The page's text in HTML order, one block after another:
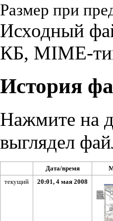
Размер при
Исходный
КБ, MIME-
История
Нажмите на
выглядел
Дата/время
текущий
20:01, 4 мая 2008